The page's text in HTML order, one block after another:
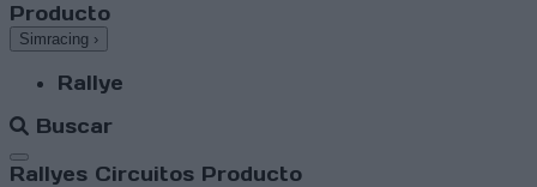
Producto
Simracing ›
Rallye
Buscar
Abrir menú
Rallyes Circuitos Producto